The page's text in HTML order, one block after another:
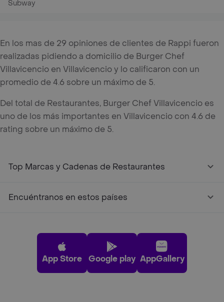
Subway
En los mas de 29 opiniones de clientes de Rappi fueron
realizadas pidiendo a domicilio de Burger Chef
Villavicencio en Villavicencio y lo calificaron con un
promedio de 4.6 sobre un máximo de 5.
Del total de Restaurantes, Burger Chef Villavicencio es
uno de los más importantes en Villavicencio con 4.6 de
rating sobre un máximo de 5.
Top Marcas y Cadenas de Restaurantes
Encuéntranos en estos países
App Store Google play AppGallery